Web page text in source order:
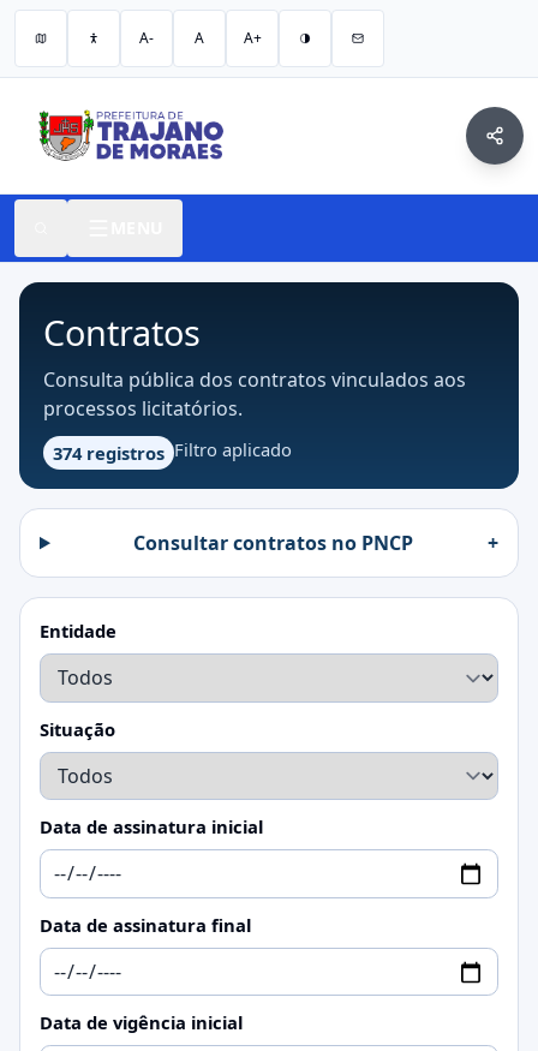
A- A A+
Contratos
Consulta pública dos contratos vinculados aos
processos licitatórios.
374 registros Filtro aplicado
Consultar contratos no PNCP +
Entidade
Situação
Data de assinatura inicial
Data de assinatura final
Data de vigência inicial